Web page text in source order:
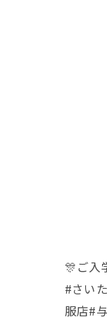
🎊ご入
#さい
服店#